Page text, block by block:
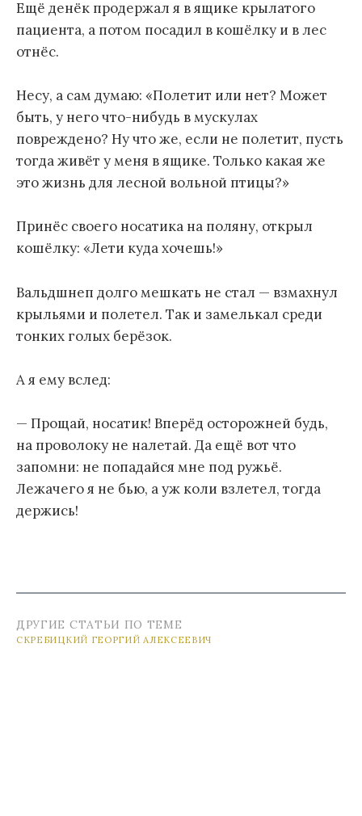
Ещё денёк продержал я в ящике крылатого
пациента, а потом посадил в кошёлку и в лес
отнёс.
Несу, а сам думаю: «Полетит или нет? Может
быть, у него что-нибудь в мускулах
повреждено? Ну что же, если не полетит, пусть
тогда живёт у меня в ящике. Только какая же
это жизнь для лесной вольной птицы?»
Принёс своего носатика на поляну, открыл
кошёлку: «Лети куда хочешь!»
Вальдшнеп долго мешкать не стал — взмахнул
крыльями и полетел. Так и замелькал среди
тонких голых берёзок.
А я ему вслед:
— Прощай, носатик! Вперёд осторожней будь,
на проволоку не налетай. Да ещё вот что
запомни: не попадайся мне под ружьё.
Лежачего я не бью, а уж коли взлетел, тогда
держись!
ДРУГИЕ СТАТЬИ ПО ТЕМЕ
СКРЕБИЦКИЙ ГЕОРГИЙ АЛЕКСЕЕВИЧ